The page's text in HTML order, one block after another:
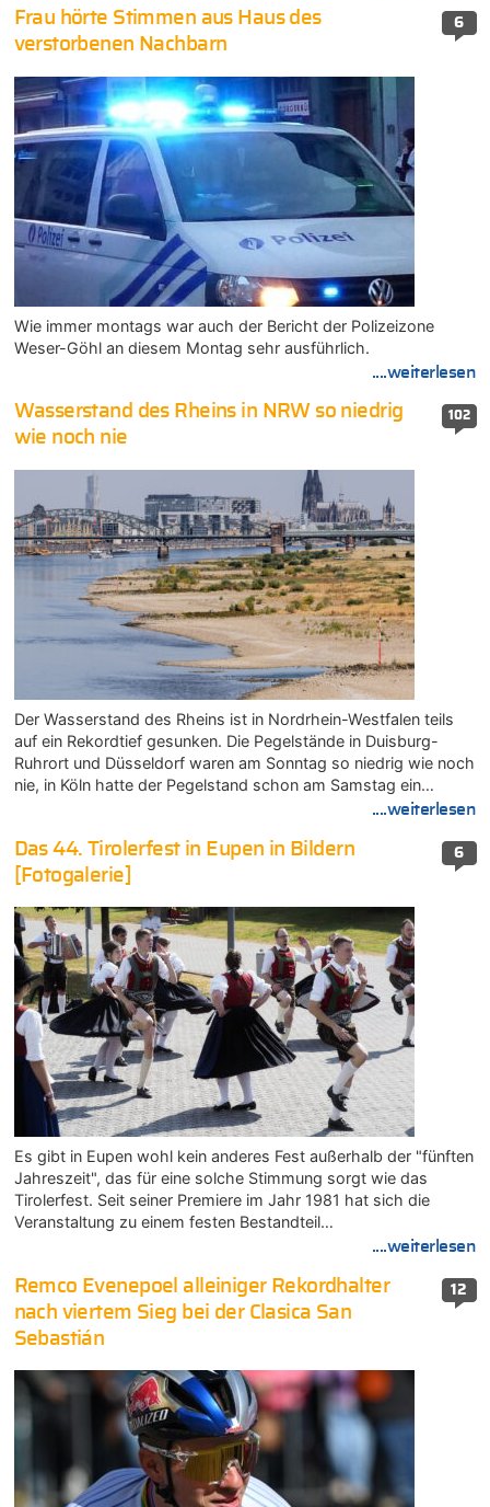
6
Frau hörte Stimmen aus Haus des
verstorbenen Nachbarn
Wie immer montags war auch der Bericht der Polizeizone
Weser-Göhl an diesem Montag sehr ausführlich.
....weiterlesen
102
Wasserstand des Rheins in NRW so niedrig
wie noch nie
Der Wasserstand des Rheins ist in Nordrhein-Westfalen teils
auf ein Rekordtief gesunken. Die Pegelstände in Duisburg-
Ruhrort und Düsseldorf waren am Sonntag so niedrig wie noch
nie, in Köln hatte der Pegelstand schon am Samstag ein…
....weiterlesen
6
Das 44. Tirolerfest in Eupen in Bildern
[Fotogalerie]
Es gibt in Eupen wohl kein anderes Fest außerhalb der "fünften
Jahreszeit", das für eine solche Stimmung sorgt wie das
Tirolerfest. Seit seiner Premiere im Jahr 1981 hat sich die
Veranstaltung zu einem festen Bestandteil…
....weiterlesen
12
Remco Evenepoel alleiniger Rekordhalter
nach viertem Sieg bei der Clasica San
Sebastián